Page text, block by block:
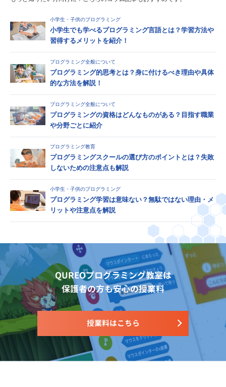
小学生・子供のプログラミング
小学生でも学べるプログラミング言語とは？学習方法や
習得するメリットを紹介！
プログラミング全般について
プログラミング的思考とは？身に付けるべき理由や具体
的な方法を解説！
プログラミング全般について
プログラミングの資格はどんなものがある？目指す職業
や分野ごとに紹介
プログラミング教育
プログラミングスクールの選び方のポイントとは？失敗
しないための注意点も解説
小学生・子供のプログラミング
プログラミング学習は意味ない？無駄ではない理由・メ
リットや注意点を解説
QUREOプログラミング教室は
保護者の方も安心の授業料
授業料はこちら